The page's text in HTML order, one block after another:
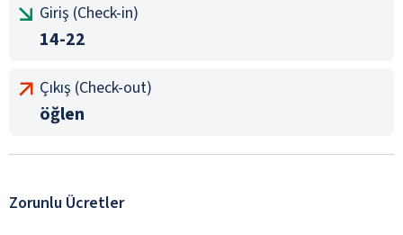
Giriş (Check-in)
14-22
Çıkış (Check-out)
öğlen
Zorunlu Ücretler